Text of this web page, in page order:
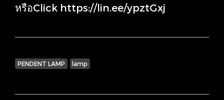
หรือClick https://lin.ee/ypztGxj
PENDENT LAMP lamp